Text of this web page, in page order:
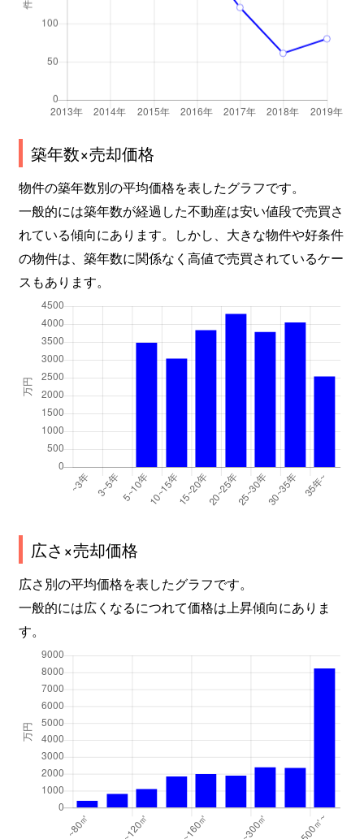
築年数×売却価格
物件の築年数別の平均価格を表したグラフです。
一般的には築年数が経過した不動産は安い値段で売買さ
れている傾向にあります。しかし、大きな物件や好条件
の物件は、築年数に関係なく高値で売買されているケー
スもあります。
広さ×売却価格
広さ別の平均価格を表したグラフです。
一般的には広くなるにつれて価格は上昇傾向にありま
す。